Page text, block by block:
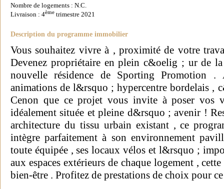
Nombre de logements : N.C.
Livraison : 4ème trimestre 2021
Description du programme immobilier
Vous souhaitez vivre à , proximité de votre
Devenez propriétaire en plein c&oelig ; ur de
nouvelle résidence de Sporting Promotion
animations de l&rsquo ; hypercentre bordelais ,
Cenon que ce projet vous invite à poser vos
idéalement située et pleine d&rsquo ; avenir !
architecture du tissu urbain existant , ce
intègre parfaitement à son environnement
toute équipée , ses locaux vélos et l&rsquo ;
aux espaces extérieurs de chaque logement ,
bien-être . Profitez de prestations de choix pour